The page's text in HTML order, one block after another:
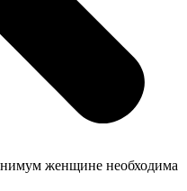
женщине необходима